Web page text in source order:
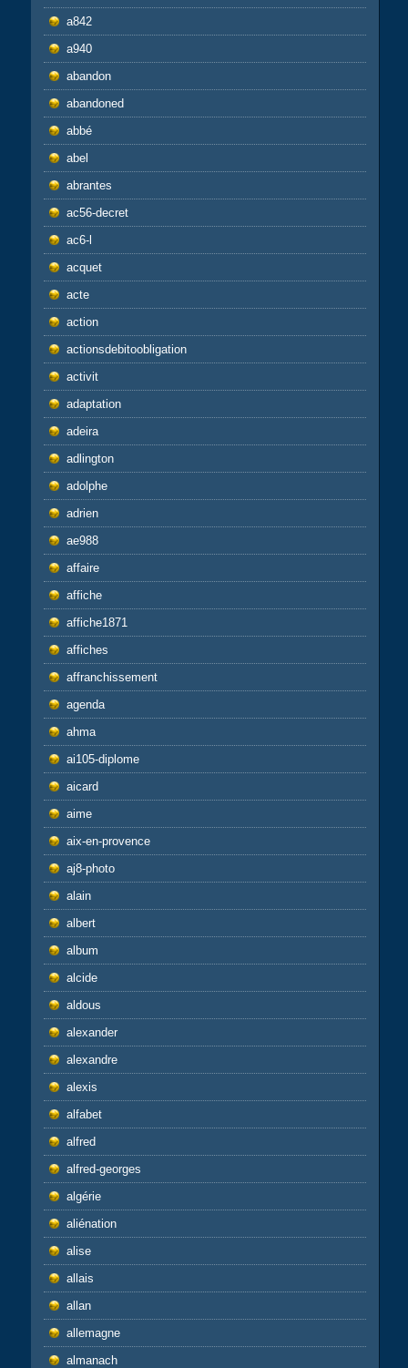
a842
a940
abandon
abandoned
abbé
abel
abrantes
ac56-decret
ac6-l
acquet
acte
action
actionsdebitoobligation
activit
adaptation
adeira
adlington
adolphe
adrien
ae988
affaire
affiche
affiche1871
affiches
affranchissement
agenda
ahma
ai105-diplome
aicard
aime
aix-en-provence
aj8-photo
alain
albert
album
alcide
aldous
alexander
alexandre
alexis
alfabet
alfred
alfred-georges
algérie
aliénation
alise
allais
allan
allemagne
almanach